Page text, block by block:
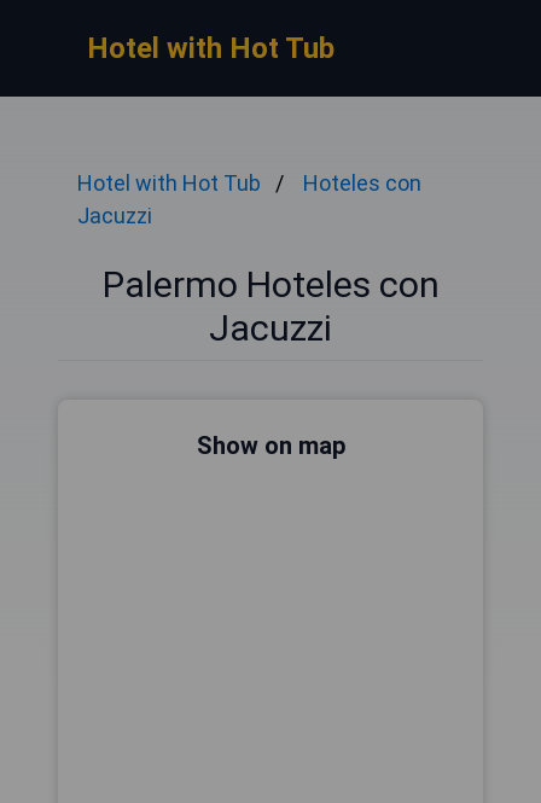
Hotel with Hot Tub
Hotel with Hot Tub
Hoteles con
Jacuzzi
Palermo Hoteles con
Jacuzzi
Show on map